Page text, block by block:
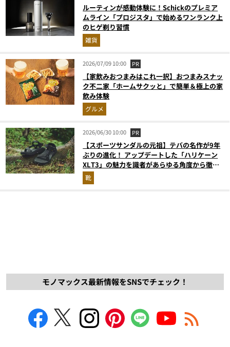
ルーティンが感動体験に！Schickのプレミア
ムライン「プロジスタ」で始めるワンランク上
のヒゲ剃り習慣
雑貨
2026/07/09 10:00 PR
【家飲みおつまみはこれ一択】おつまみスナッ
ク不二家「ホームサクッと」で簡単＆極上の家
飲み体験
グルメ
2026/06/30 10:00 PR
【スポーツサンダルの元祖】テバの名作が9年
ぶりの進化！ アップデートした「ハリケーン
XLT3」の魅力を識者があらゆる角度から徹底
解説！
靴
モノマックス最新情報をSNSでチェック！